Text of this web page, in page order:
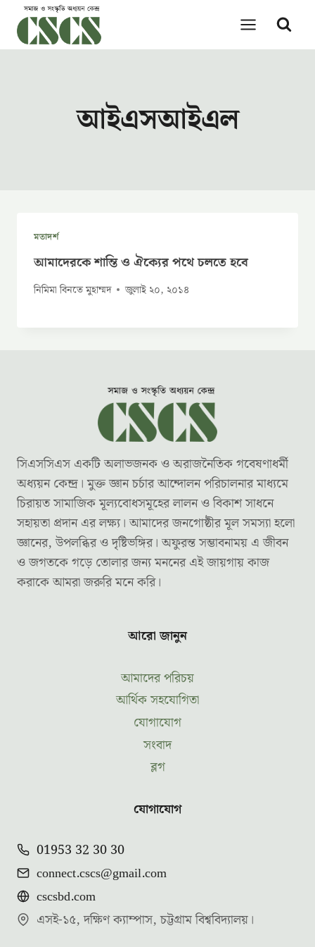
content
আইএসআইএল
মতাদর্শ
আমাদেরকে শান্তি ও ঐক্যের পথে চলতে হবে
নিমিমা বিনতে মুহাম্মদ জুলাই ২০, ২০১৪
সিএসসিএস একটি অলাভজনক ও অরাজনৈতিক গবেষণাধর্মী
অধ্যয়ন কেন্দ্র। মুক্ত জ্ঞান চর্চার আন্দোলন পরিচালনার মাধ্যমে
চিরায়ত সামাজিক মূল্যবোধসমূহের লালন ও বিকাশ সাধনে
সহায়তা প্রদান এর লক্ষ্য। আমাদের জনগোষ্ঠীর মূল সমস্যা হলো
জ্ঞানের, উপলব্ধির ও দৃষ্টিভঙ্গির। অফুরন্ত সম্ভাবনাময় এ জীবন
ও জগতকে গড়ে তোলার জন্য মননের এই জায়গায় কাজ
করাকে আমরা জরুরি মনে করি।
আরো জানুন
আমাদের পরিচয়
আর্থিক সহযোগিতা
যোগাযোগ
সংবাদ
ব্লগ
যোগাযোগ
01953 32 30 30
connect.cscs@gmail.com
cscsbd.com
এসই-১৫, দক্ষিণ ক্যাম্পাস, চট্টগ্রাম বিশ্ববিদ্যালয়।